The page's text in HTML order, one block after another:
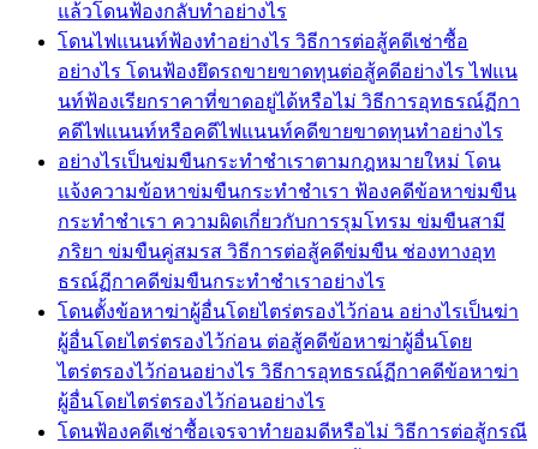
แล้วโดนฟ้องกลับทำอย่างไร
โดนไฟแนนท์ฟ้องทำอย่างไร วิธีการต่อสู้คดีเช่าซื้อ
อย่างไร โดนฟ้องยึดรถขายขาดทุนต่อสู้คดีอย่างไร ไฟแน
นท์ฟ้องเรียกราคาที่ขาดอยู่ได้หรือไม่ วิธีการอุทธรณ์ฏีกา
คดีไฟแนนท์หรือคดีไฟแนนท์คดีขายขาดทุนทำอย่างไร
อย่างไรเป็นข่มขืนกระทำชำเราตามกฎหมายใหม่ โดน
แจ้งความข้อหาข่มขืนกระทำชำเรา ฟ้องคดีข้อหาข่มขืน
กระทำชำเรา ความผิดเกี่ยวกับการรุมโทรม ข่มขืนสามี
ภริยา ข่มขืนคู่สมรส วิธีการต่อสู้คดีข่มขืน ช่องทางอุท
ธรณ์ฏีกาคดีข่มขืนกระทำชำเราอย่างไร
โดนตั้งข้อหาฆ่าผู้อื่นโดยไตร่ตรองไว้ก่อน อย่างไรเป็นฆ่า
ผู้อื่นโดยไตร่ตรองไว้ก่อน ต่อสู้คดีข้อหาฆ่าผู้อื่นโดย
ไตร่ตรองไว้ก่อนอย่างไร วิธีการอุทธรณ์ฏีกาคดีข้อหาฆ่า
ผู้อื่นโดยไตร่ตรองไว้ก่อนอย่างไร
โดนฟ้องคดีเช่าซื้อเจรจาทำยอมดีหรือไม่ วิธีการต่อสู้กรณี